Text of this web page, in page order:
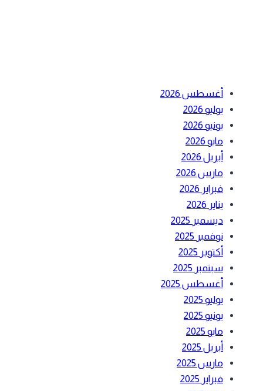
أغسطس 2026
يوليو 2026
يونيو 2026
مايو 2026
أبريل 2026
مارس 2026
فبراير 2026
يناير 2026
ديسمبر 2025
نوفمبر 2025
أكتوبر 2025
سبتمبر 2025
أغسطس 2025
يوليو 2025
يونيو 2025
مايو 2025
أبريل 2025
مارس 2025
فبراير 2025